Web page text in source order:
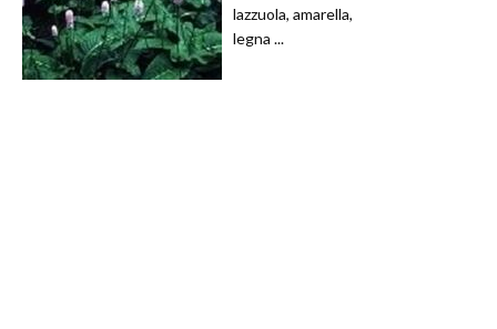
lazzuola, amarella,
legna ...